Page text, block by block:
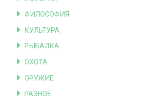
ФИЛОСОФИЯ
КУЛЬТУРА
РЫБАЛКА
ОХОТА
ОРУЖИЕ
РАЗНОЕ